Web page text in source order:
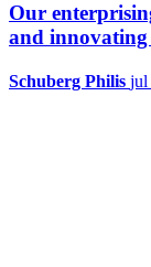
Our
and innovating
Schuberg Philis jul